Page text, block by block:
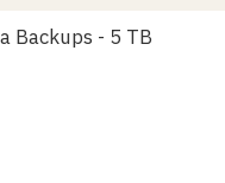
Backups - 5 TB